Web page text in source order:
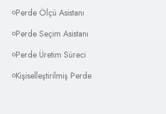
Perde Ölçü Asistanı
Perde Seçim Asistanı
Perde Üretim Süreci
Kişiselleştirilmiş Perde